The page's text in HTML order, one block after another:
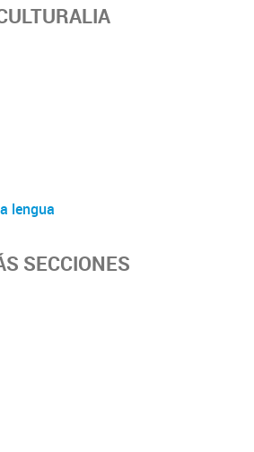
lengua
SECCIONES